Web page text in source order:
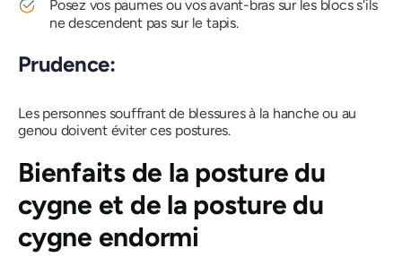
Posez vos paumes ou vos avant-bras sur les blocs s'ils
ne descendent pas sur le tapis.
Prudence:
Les personnes souffrant de blessures à la hanche ou au
genou doivent éviter ces postures.
Bienfaits de la posture du
cygne et de la posture du
cygne endormi